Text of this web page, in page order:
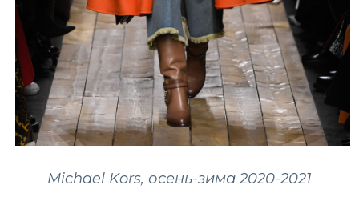
Michael Kors, осень-зима 2020-2021